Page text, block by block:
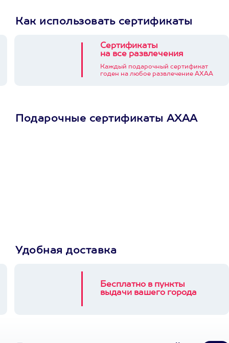
Как использовать сертификаты
Сертификаты
на все развлечения
Каждый подарочный сертификат
годен на любое развлечение АХАА
Подарочные сертификаты АХАА
Удобная доставка
Бесплатно в пункты
выдачи вашего города